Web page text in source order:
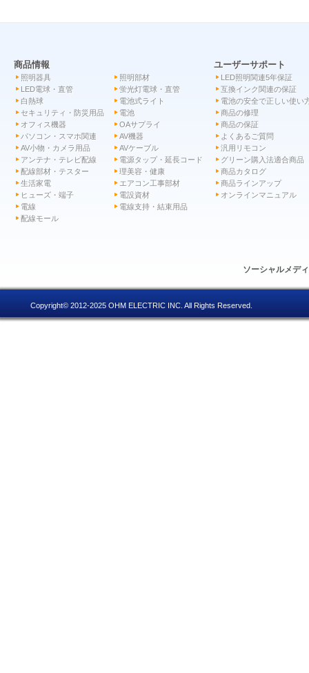
商品情報
照明器具
照明部材
LED電球・直管
蛍光灯電球・直管
白熱球
電池式ライト
セキュリティ・防災用品
電池
オフィス機器
OAサプライ
パソコン・スマホ関連
AV機器
AV小物・カメラ用品
AVケーブル
アンテナ・テレビ配線
電源タップ・延長コード
配線部材・テスター
理美容・健康
生活家電
エアコン工事部材
ヒューズ・端子
電設資材
電線
電線支持・結束用品
配線モール
ユーザーサポート
LED照明関連5年保証
互換インク関連の保証
電池の安全で正しい使い
商品の修理
商品の保証
よくあるご質問
汎用リモコン
グリーン購入法適合商品
商品カタログ
商品ラインアップ
オンラインマニュアル
ソーシャルメデ
Copyright© 2012-2025 OHM ELECTRIC INC. All Rights Reserved.